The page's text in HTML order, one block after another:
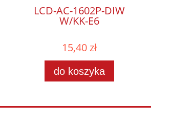
LCD-AC-1602P-DIW
W/KK-E6
15,40 zł
do koszyka